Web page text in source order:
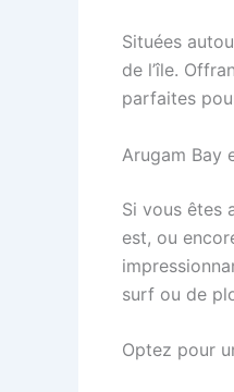
Situées
de l’île.
parfaites
Arugam Bay
Si vous êtes
est, ou
surf ou de
Optez pour